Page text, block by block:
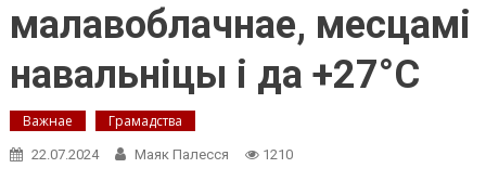
малавоблачнае, месцамі
навальніцы і да +27°C
Важнае Грамадства
22.07.2024 Маяк Палесся 1210